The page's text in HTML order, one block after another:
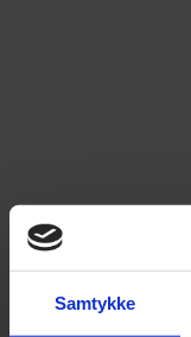
Samtykke
En glemt